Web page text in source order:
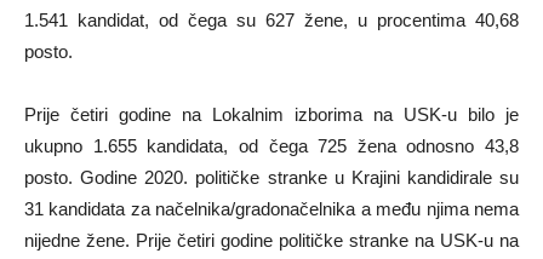
1.541 kandidat, od čega su 627 žene, u procentima 40,68
posto.
Prije četiri godine na Lokalnim izborima na USK-u bilo je
ukupno 1.655 kandidata, od čega 725 žena odnosno 43,8
posto. Godine 2020. političke stranke u Krajini kandidirale su
31 kandidata za načelnika/gradonačelnika a među njima nema
nijedne žene. Prije četiri godine političke stranke na USK-u na